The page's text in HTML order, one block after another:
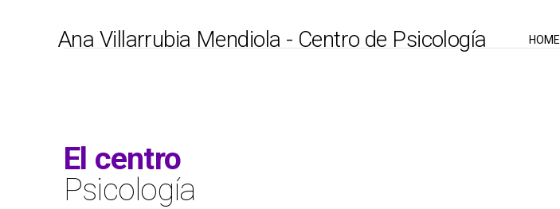
Ana Villarrubia Mendiola - Centro de Psicología HOME
El centro
Psicología